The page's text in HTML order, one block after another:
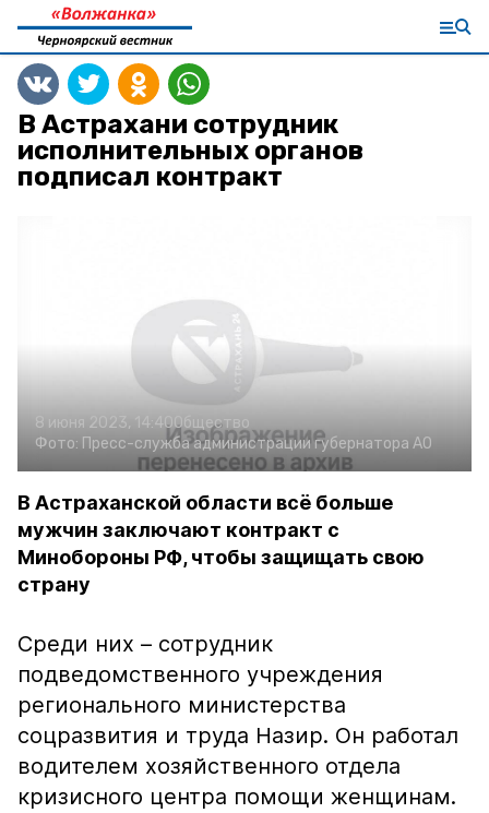
В Астрахани сотрудник
исполнительных органов
подписал контракт
8 июня 2023, 14:40Общество
Фото: Пресс-служба администрации губернатора АО
В Астраханской области всё больше
мужчин заключают контракт с
Минобороны РФ, чтобы защищать свою
страну
Среди них – сотрудник
подведомственного учреждения
регионального министерства
соцразвития и труда Назир. Он работал
водителем хозяйственного отдела
кризисного центра помощи женщинам.